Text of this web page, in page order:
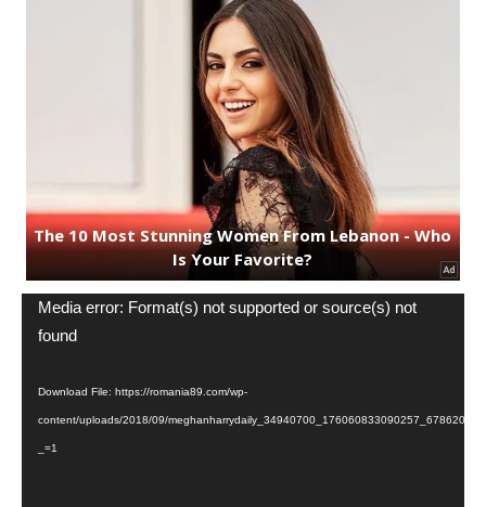
Video
Player
Media error: Format(s) not supported or source(s) not
found
Download File: https://romania89.com/wp-
content/uploads/2018/09/
_=1